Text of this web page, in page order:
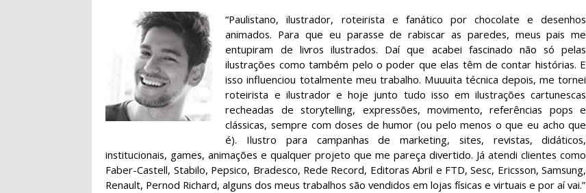
“Paulistano, ilustrador, roteirista e fanático por chocolate e desenhos
animados. Para que eu parasse de rabiscar as paredes, meus pais me
entupiram de livros ilustrados. Daí que acabei fascinado não só pelas
ilustrações como também pelo o poder que elas têm de contar histórias. E
isso influenciou totalmente meu trabalho. Muuuita técnica depois, me tornei
roteirista e ilustrador e hoje junto tudo isso em ilustrações cartunescas
recheadas de storytelling, expressões, movimento, referências pops e
clássicas, sempre com doses de humor (ou pelo menos o que eu acho que
é). Ilustro para campanhas de marketing, sites, revistas, didáticos,
institucionais, games, animações e qualquer projeto que me pareça divertido. Já atendi clientes como
Faber-Castell, Stabilo, Pepsico, Bradesco, Rede Record, Editoras Abril e FTD, Sesc, Ericsson, Samsung,
Renault, Pernod Richard, alguns dos meus trabalhos são vendidos em lojas físicas e virtuais e por aí vai.”